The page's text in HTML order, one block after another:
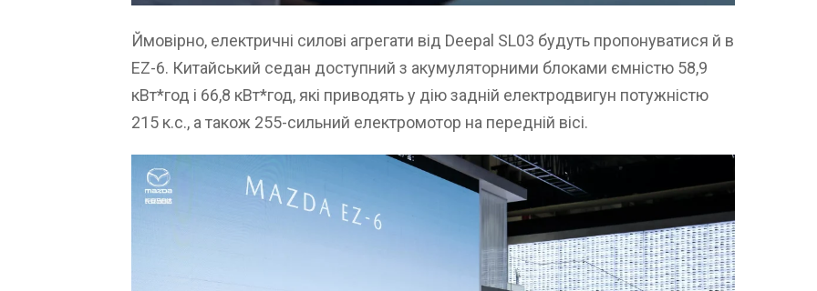
Ймовірно, електричні силові агрегати від Deepal SL03 будуть пропонуватися й в
EZ-6. Китайський седан доступний з акумуляторними блоками ємністю 58,9
кВт*год і 66,8 кВт*год, які приводять у дію задній електродвигун потужністю
215 к.с., а також 255-сильний електромотор на передній вісі.